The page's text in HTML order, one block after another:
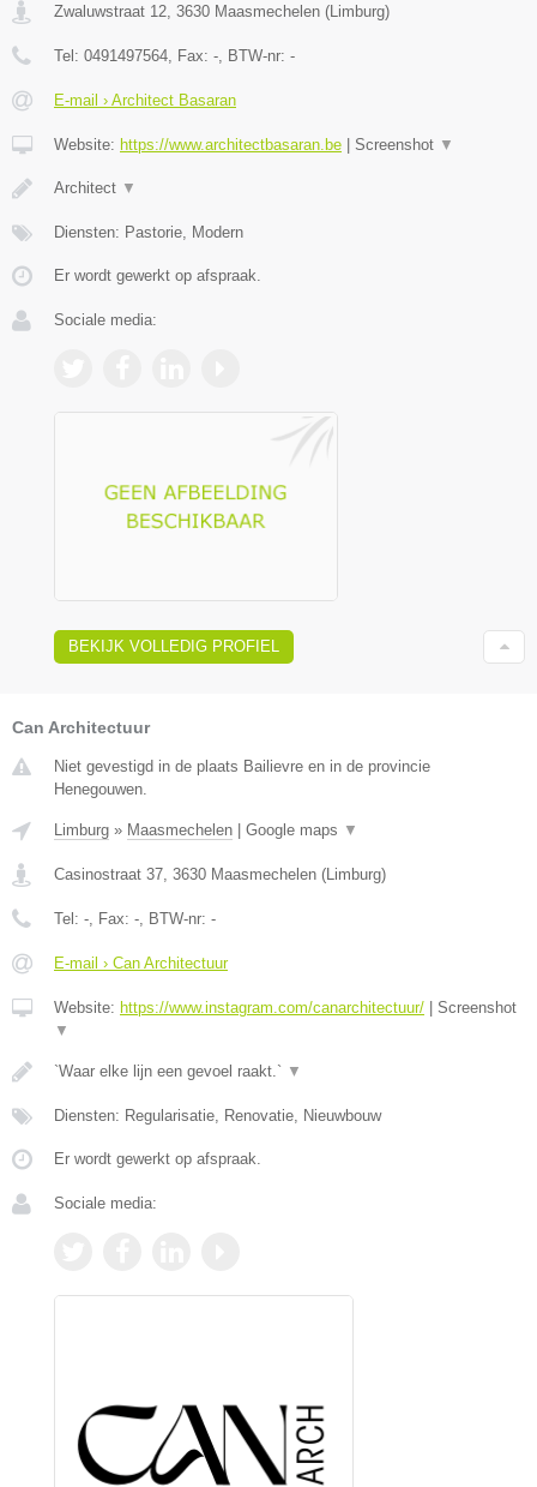
Zwaluwstraat 12 3630 Maasmechelen (Limburg)
Tel: 0491497564 , Fax: - , BTW-nr: -
E-mail › Architect Basaran
Website: https://www.architectbasaran.be | Screenshot ▼
Architect ▼
Diensten: Pastorie, Modern
Er wordt gewerkt op afspraak.
Sociale media:
BEKIJK VOLLEDIG PROFIEL
Can Architectuur
Niet gevestigd in de plaats Bailievre en in de provincie
Henegouwen.
Limburg » Maasmechelen Google maps ▼
Casinostraat 37, 3630 Maasmechelen (Limburg)
Tel: -, Fax: -, BTW-nr: -
E-mail › Can Architectuur
Website: https://www.instagram.com/canarchitectuur/
Screenshot
▼
`Waar elke lijn een gevoel raakt.` ▼
Diensten: Regularisatie, Renovatie, Nieuwbouw
Er wordt gewerkt op afspraak.
Sociale media: